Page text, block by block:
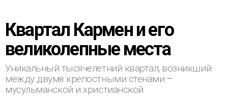
Квартал Кармен и его
великолепные места
Уникальный тысячелетний квартал, возникший
между двумя крепостными стенами –
мусульманской и христианской